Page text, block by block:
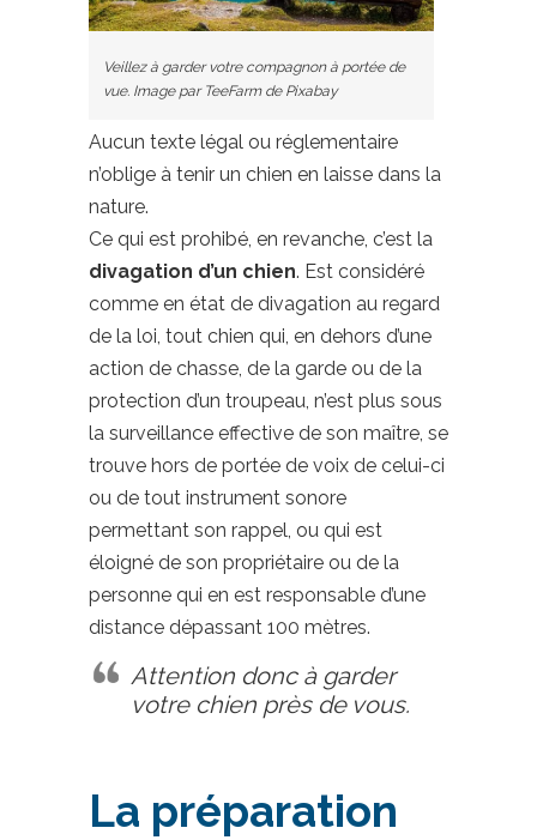
Veillez à garder votre compagnon à portée de
vue. Image par TeeFarm de Pixabay
Aucun texte légal ou réglementaire
n’oblige à tenir un chien en laisse dans la
nature.
Ce qui est prohibé, en revanche, c’est la
divagation d’un chien. Est considéré
comme en état de divagation au regard
de la loi, tout chien qui, en dehors d’une
action de chasse, de la garde ou de la
protection d’un troupeau, n’est plus sous
la surveillance effective de son maître, se
trouve hors de portée de voix de celui-ci
ou de tout instrument sonore
permettant son rappel, ou qui est
éloigné de son propriétaire ou de la
personne qui en est responsable d’une
distance dépassant 100 mètres.
Attention donc à garder
votre chien près de vous.
La préparation